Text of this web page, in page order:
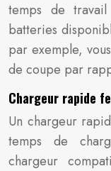
temps de
batteries
par exemple,
de coupe par
Chargeur rapide
Un chargeur
temps de
chargeur